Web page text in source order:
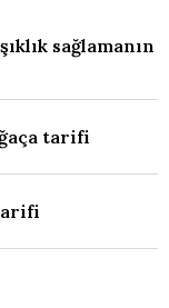
sağlamanın
tarifi